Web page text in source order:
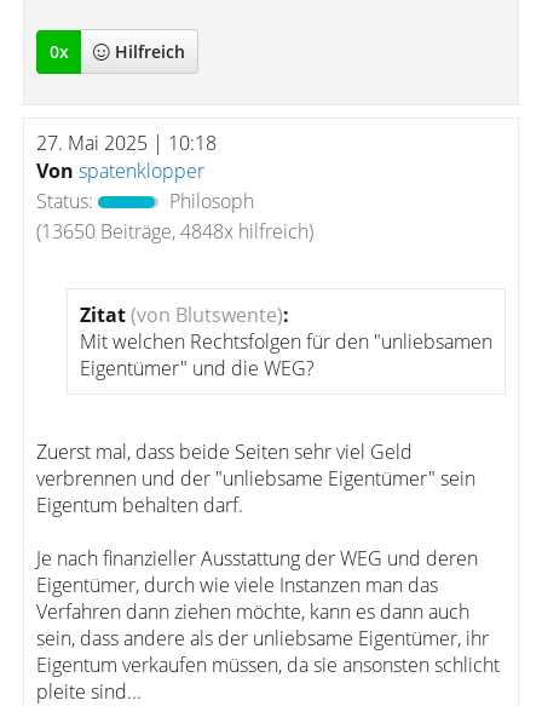
0x Hilfreich
27. Mai 2025 | 10:18
Von spatenklopper
Status:
Philosoph
(13650 Beiträge, 4848x hilfreich)
Zitat(von Blutswente):
Mit welchen Rechtsfolgen für den "unliebsamen
Eigentümer" und die WEG?
Zuerst mal, dass beide Seiten sehr viel Geld
verbrennen und der "unliebsame Eigentümer" sein
Eigentum behalten darf.
Je nach finanzieller Ausstattung der WEG und deren
Eigentümer, durch wie viele Instanzen man das
Verfahren dann ziehen möchte, kann es dann auch
sein, dass andere als der unliebsame Eigentümer, ihr
Eigentum verkaufen müssen, da sie ansonsten schlicht
pleite sind...